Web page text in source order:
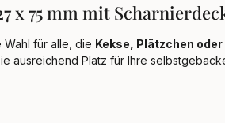
x 75 mm mit
für alle, die Kekse, Plätzchen
ausreichend Platz für Ihre